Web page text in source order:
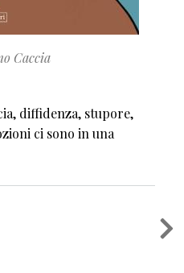
Caccia
diffidenza, stupore,
ci sono in una